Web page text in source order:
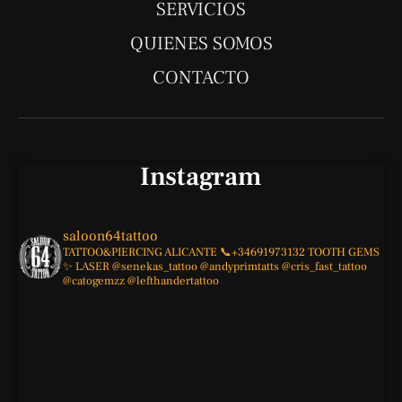
p
a
m
-
SERVICIOS
QUIENES SOMOS
CONTACTO
Instagram
saloon64tattoo
TATTOO&PIERCINGALICANTE 📞+34691973132TOOTH GEMS
✨ LASER@senekas_tattoo@andyprimtatts @cris_fast_tattoo
@catogemzz@lefthandertattoo